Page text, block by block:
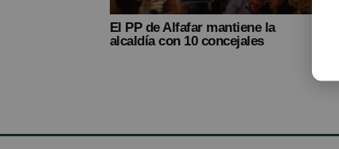
El PP de Alfafar mantiene la
alcaldía con 10 concejales